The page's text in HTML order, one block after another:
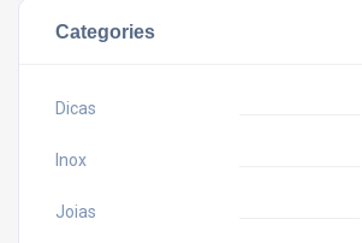
Categories
Dicas
Inox
Joias